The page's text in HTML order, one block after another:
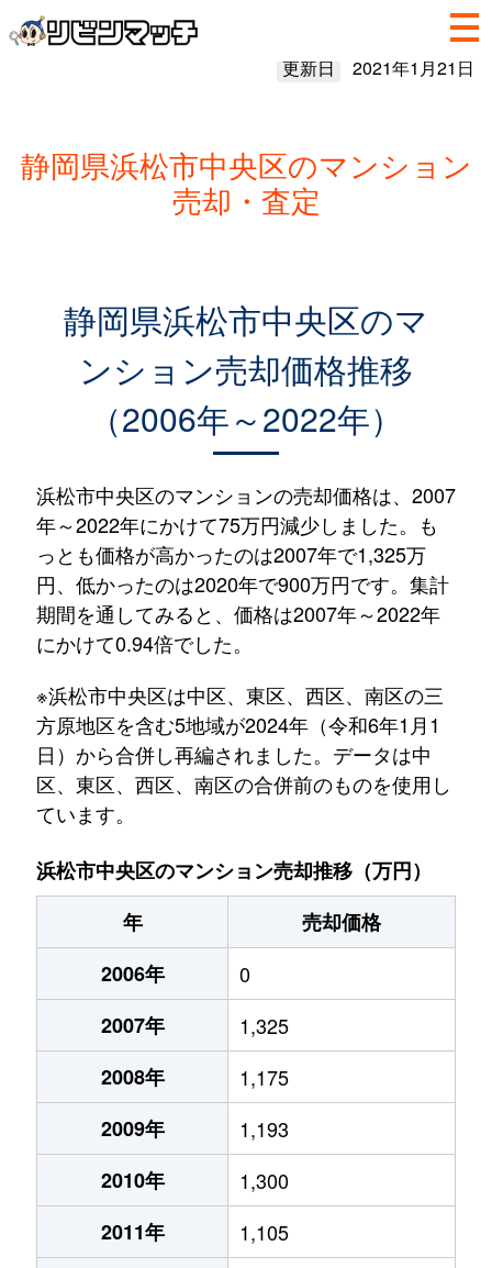
更新日 2021年1月21日
静岡県浜松市中央区のマンション
売却・査定
静岡県浜松市中央区のマ
ンション売却価格推移
（2006年～2022年）
浜松市中央区のマンションの売却価格は、2007
年～2022年にかけて75万円減少しました。も
っとも価格が高かったのは2007年で1,325万
円、低かったのは2020年で900万円です。集計
期間を通してみると、価格は2007年～2022年
にかけて0.94倍でした。
※浜松市中央区は中区、東区、西区、南区の三
方原地区を含む5地域が2024年（令和6年1月1
日）から合併し再編されました。データは中
区、東区、西区、南区の合併前のものを使用し
ています。
浜松市中央区のマンション売却推移（万円）
年
売却価格
2006年
0
2007年
1,325
2008年
1,175
2009年
1,193
2010年
1,300
2011年
1,105